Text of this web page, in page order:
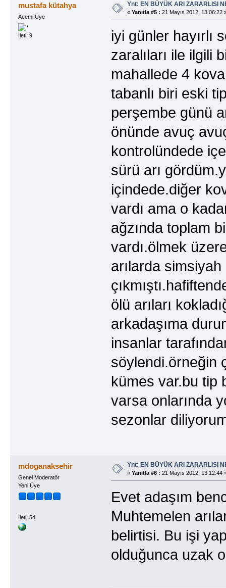
mustafa kütahya
Acemi Üye
İleti: 9
Ynt: EN BÜYÜK ARI ZARARLISI
« Yanıtla #5 : 21 Mayıs 2012, 13:06:22
iyi günler hayırlı
zaralıları ile ilgili
mahallede 4
tabanlı biri eski
perşembe günü
önünde avuç
kontrolündede
sürü arı
içindede.diğer
vardı ama o
ağzında toplam
vardı.ölmek
arılarda
ölü arıları
arkadaşıma
insanlar
söylendi.örneğin
kümes var.bu tip
varsa onlarında
sezonlar
mdoganaksehir
Genel Moderatör
Yeni Üye
İleti: 54
Ynt: EN BÜYÜK ARI ZARARLISI
« Yanıtla #6 : 21 Mayıs 2012, 13:12:44
Evet adaşım
Muhtemelen
belirtisi. Bu işi
olduğunca uzak